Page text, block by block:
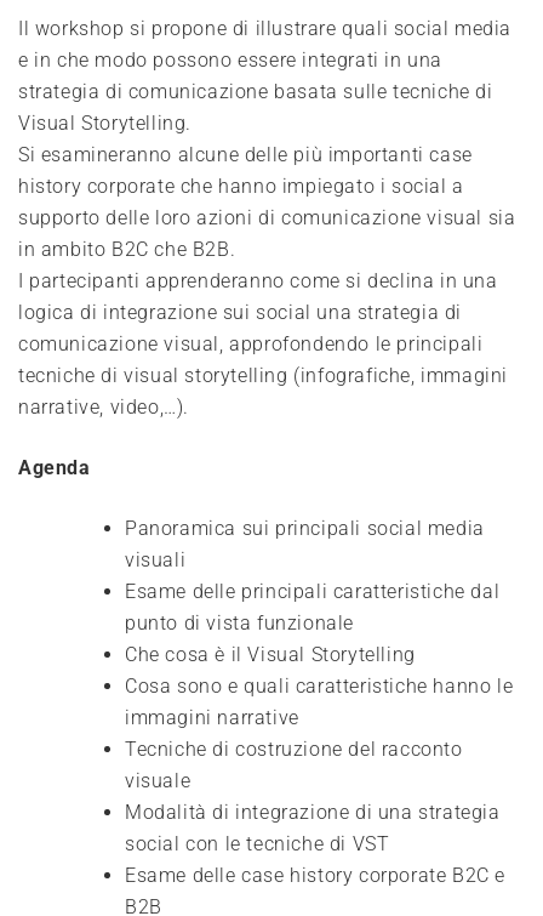
Il workshop si propone di illustrare quali social media
e in che modo possono essere integrati in una
strategia di comunicazione basata sulle tecniche di
Visual Storytelling.
Si esamineranno alcune delle più importanti case
history corporate che hanno impiegato i social a
supporto delle loro azioni di comunicazione visual sia
in ambito B2C che B2B.
I partecipanti apprenderanno come si declina in una
logica di integrazione sui social una strategia di
comunicazione visual, approfondendo le principali
tecniche di visual storytelling (infografiche, immagini
narrative, video,…).
Agenda
Panoramica sui principali social media
visuali
Esame delle principali caratteristiche dal
punto di vista funzionale
Che cosa è il Visual Storytelling
Cosa sono e quali caratteristiche hanno le
immagini narrative
Tecniche di costruzione del racconto
visuale
Modalità di integrazione di una strategia
social con le tecniche di VST
Esame delle case history corporate B2C e
B2B